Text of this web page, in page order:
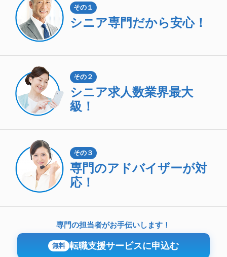
その１
シニア専門だから安心！
その２
シニア求人数業界最大
級！
その３
専門のアドバイザーが対
応！
専門の担当者がお手伝いします！
無料 転職支援サービスに申込む